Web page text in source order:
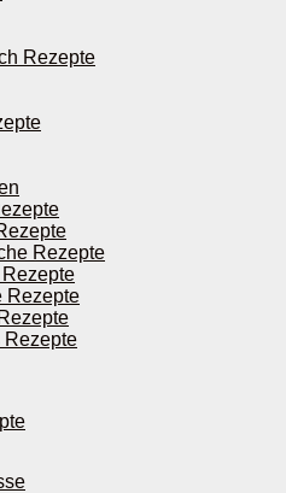
Rezepte
Rezepte
Rezepte
Rezepte